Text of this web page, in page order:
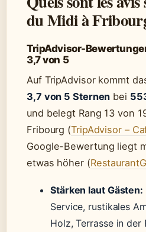
du Midi à
TripAdvisor-
3,7 von 5
Auf TripAdvisor kommt
3,7 von 5 Sternen bei
und belegt Rang 13 von
Fribourg (TripAdvisor –
Google-Bewertung liegt
etwas höher (
Stärken laut Gästen:
Service, rustikales
Holz, Terrasse in der